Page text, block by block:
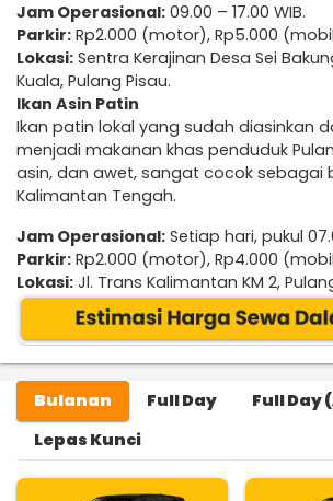
Jam Operasional: 09.00 – 17.00 WIB.
Parkir: Rp2.000 (motor), Rp5.000
Lokasi: Sentra Kerajinan Desa Sei
Kuala, Pulang Pisau.
Ikan Asin Patin
Ikan patin lokal yang sudah diasinkan
menjadi makanan khas penduduk
asin, dan awet, sangat cocok sebagai
Kalimantan Tengah.
Jam Operasional: Setiap hari, pukul
Parkir: Rp2.000 (motor), Rp4.000
Lokasi: Jl. Trans Kalimantan KM 2,
Bulanan Full Day
Full Day
Lepas Kunci